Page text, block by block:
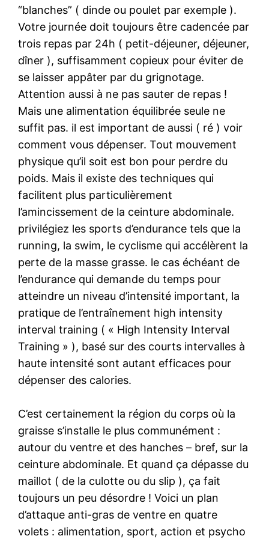
“blanches” ( dinde ou poulet par exemple ).
Votre journée doit toujours être cadencée par
trois repas par 24h ( petit-déjeuner, déjeuner,
dîner ), suffisamment copieux pour éviter de
se laisser appâter par du grignotage.
Attention aussi à ne pas sauter de repas !
Mais une alimentation équilibrée seule ne
suffit pas. il est important de aussi ( ré ) voir
comment vous dépenser. Tout mouvement
physique qu’il soit est bon pour perdre du
poids. Mais il existe des techniques qui
facilitent plus particulièrement
l’amincissement de la ceinture abdominale.
privilégiez les sports d’endurance tels que la
running, la swim, le cyclisme qui accélèrent la
perte de la masse grasse. le cas échéant de
l’endurance qui demande du temps pour
atteindre un niveau d’intensité important, la
pratique de l’entraînement high intensity
interval training ( « High Intensity Interval
Training » ), basé sur des courts intervalles à
haute intensité sont autant efficaces pour
dépenser des calories.
C’est certainement la région du corps où la
graisse s’installe le plus communément :
autour du ventre et des hanches – bref, sur la
ceinture abdominale. Et quand ça dépasse du
maillot ( de la culotte ou du slip ), ça fait
toujours un peu désordre ! Voici un plan
d’attaque anti-gras de ventre en quatre
volets : alimentation, sport, action et psycho